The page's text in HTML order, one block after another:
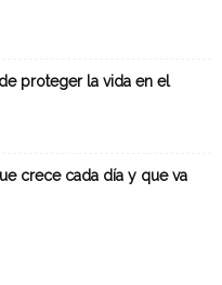
proteger la vida en el
crece cada día y que va